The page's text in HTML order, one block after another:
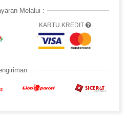
Melalui :
KARTU KREDIT
: